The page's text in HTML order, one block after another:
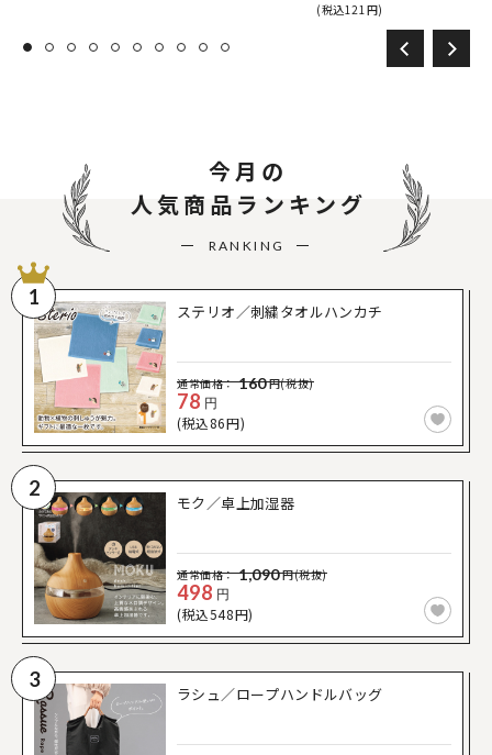
(税込121円)
今月の
人気商品ランキング
RANKING
1
ステリオ／刺繍タオルハンカチ
通常価格： 160円(税抜)
78 円
(税込86円)
2
モク／卓上加湿器
通常価格： 1,090円(税抜)
498 円
(税込548円)
3
ラシュ／ロープハンドルバッグ